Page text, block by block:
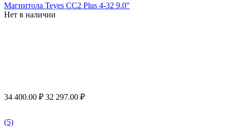
Магнитола Teyes CC2 Plus 4-32 9.0"
Нет в наличии
34 400.00 ₽ 32 297.00 ₽
(5)